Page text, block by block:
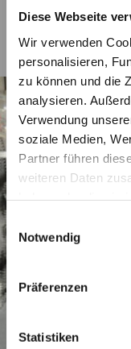
Diese Webseite
Wir verwenden
personalisieren,
zu können und die
analysieren.
Verwendung
soziale Medien,
Partner führen
weiteren Daten
Cookies, wenn Sie
Einwilligungsauswahl
Notwendig
Präferenzen
Statistiken